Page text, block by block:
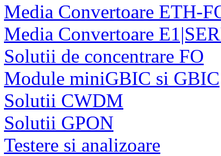
Media Convertoare ETH-
Media Convertoare
Solutii de concentrare FO
Module miniGBIC si GBIC
Solutii CWDM
Solutii GPON
Testere si analizoare